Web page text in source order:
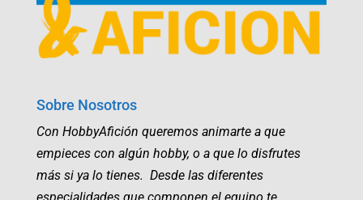
Sobre Nosotros
Con HobbyAfición queremos animarte a que
empieces con algún hobby, o a que lo disfrutes
más si ya lo tienes. Desde las diferentes